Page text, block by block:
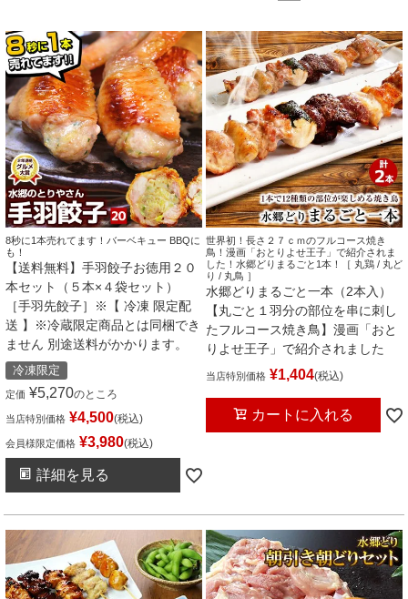
8秒に1本売れてます！バーベキュー BBQに
も！
【送料無料】手羽餃子お徳用２０
本セット（５本×４袋セット）
［手羽先餃子］※【 冷凍 限定配
送 】※冷蔵限定商品とは同梱でき
ません 別途送料がかかります。
冷凍限定
定価 ¥5,270のところ
当店特別価格 ¥4,500 税込
会員様限定価格 ¥3,980 税込
詳細を見る
世界初！長さ２７ｃｍのフルコース焼き
鳥！漫画「おとりよせ王子」で紹介されま
した！水郷どりまるごと1本！［ 丸鶏 / 丸ど
り / 丸鳥 ］
水郷どりまるごと一本（2本入）
【丸ごと１羽分の部位を串に刺し
たフルコース焼き鳥】漫画「おと
りよせ王子」で紹介されました
当店特別価格 ¥1,404 税込
カートに入れる